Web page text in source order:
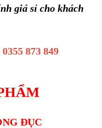
giá sỉ cho khách
0355 873 849
ĐỤC